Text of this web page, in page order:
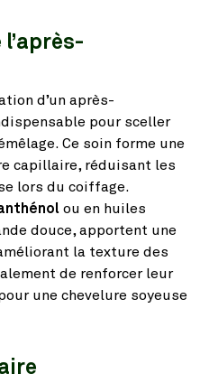
d’un après-
pour sceller
Ce soin forme une
capillaire, réduisant les
lors du coiffage.
ou en huiles
douce, apportent une
la texture des
de renforcer leur
une chevelure soyeuse